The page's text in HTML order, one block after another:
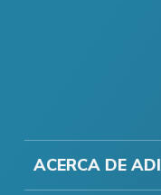
ACERCA DE ADI